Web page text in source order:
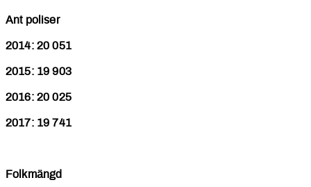
Ant poliser
2014: 20 051
2015: 19 903
2016: 20 025
2017: 19 741
Folkmängd